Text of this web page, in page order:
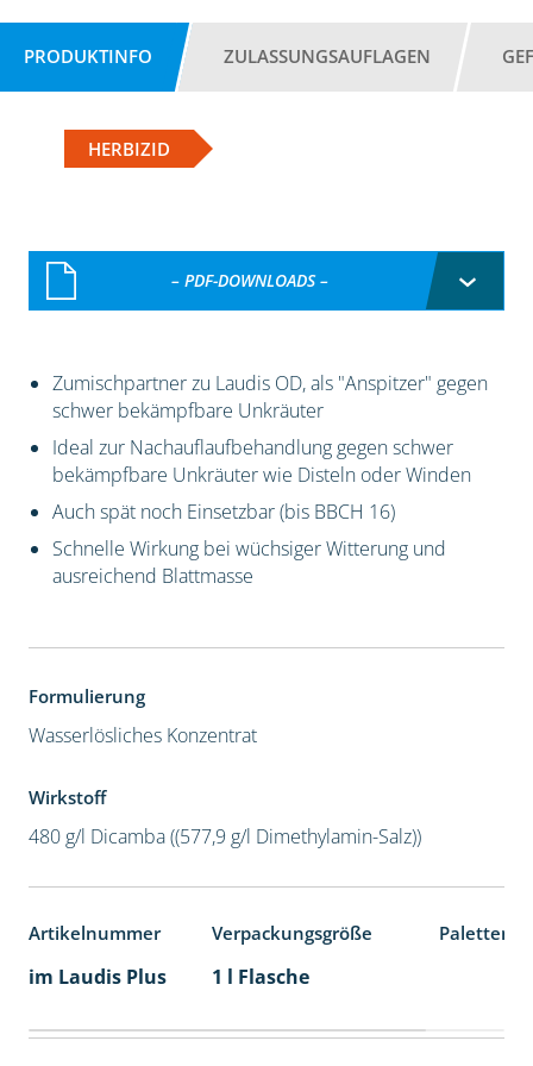
PRODUKTINFO ZULASSUNGSAUFLAGEN
HERBIZID
– PDF-DOWNLOADS –
Zumischpartner zu Laudis OD, als "Anspitzer" gegen
schwer bekämpfbare Unkräuter
Ideal zur Nachauflaufbehandlung gegen schwer
bekämpfbare Unkräuter wie Disteln oder Winden
Auch spät noch Einsetzbar (bis BBCH 16)
Schnelle Wirkung bei wüchsiger Witterung und
ausreichend Blattmasse
Formulierung
Wasserlösliches Konzentrat
Wirkstoff
480 g/l Dicamba ((577,9 g/l Dimethylamin-Salz))
Artikelnummer Verpackungsgröße
im Laudis Plus 1 l Flasche